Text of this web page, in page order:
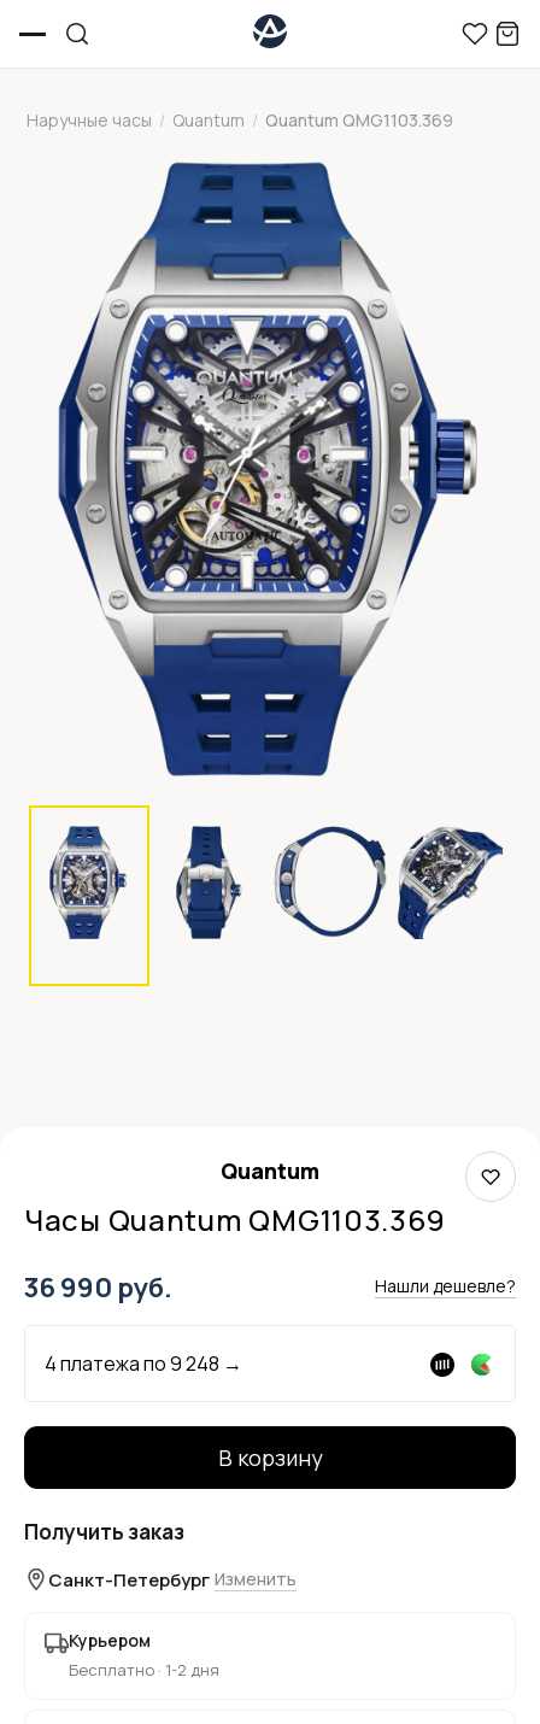
Наручные часы / Quantum / Quantum QMG1103.369
Quantum
Часы Quantum QMG1103.369
36 990 руб. Нашли дешевле?
4 платежа по9 248 →
В корзину
Получить заказ
Санкт-Петербург Изменить
Курьером
Бесплатно · 1-2 дня